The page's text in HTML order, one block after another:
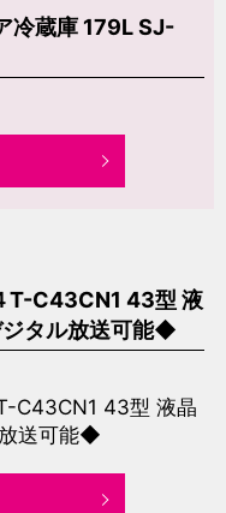
冷蔵庫 179L SJ-
T-C43CN1 43型 液
タル放送可能◆
C43CN1 43型 液晶
送可能◆